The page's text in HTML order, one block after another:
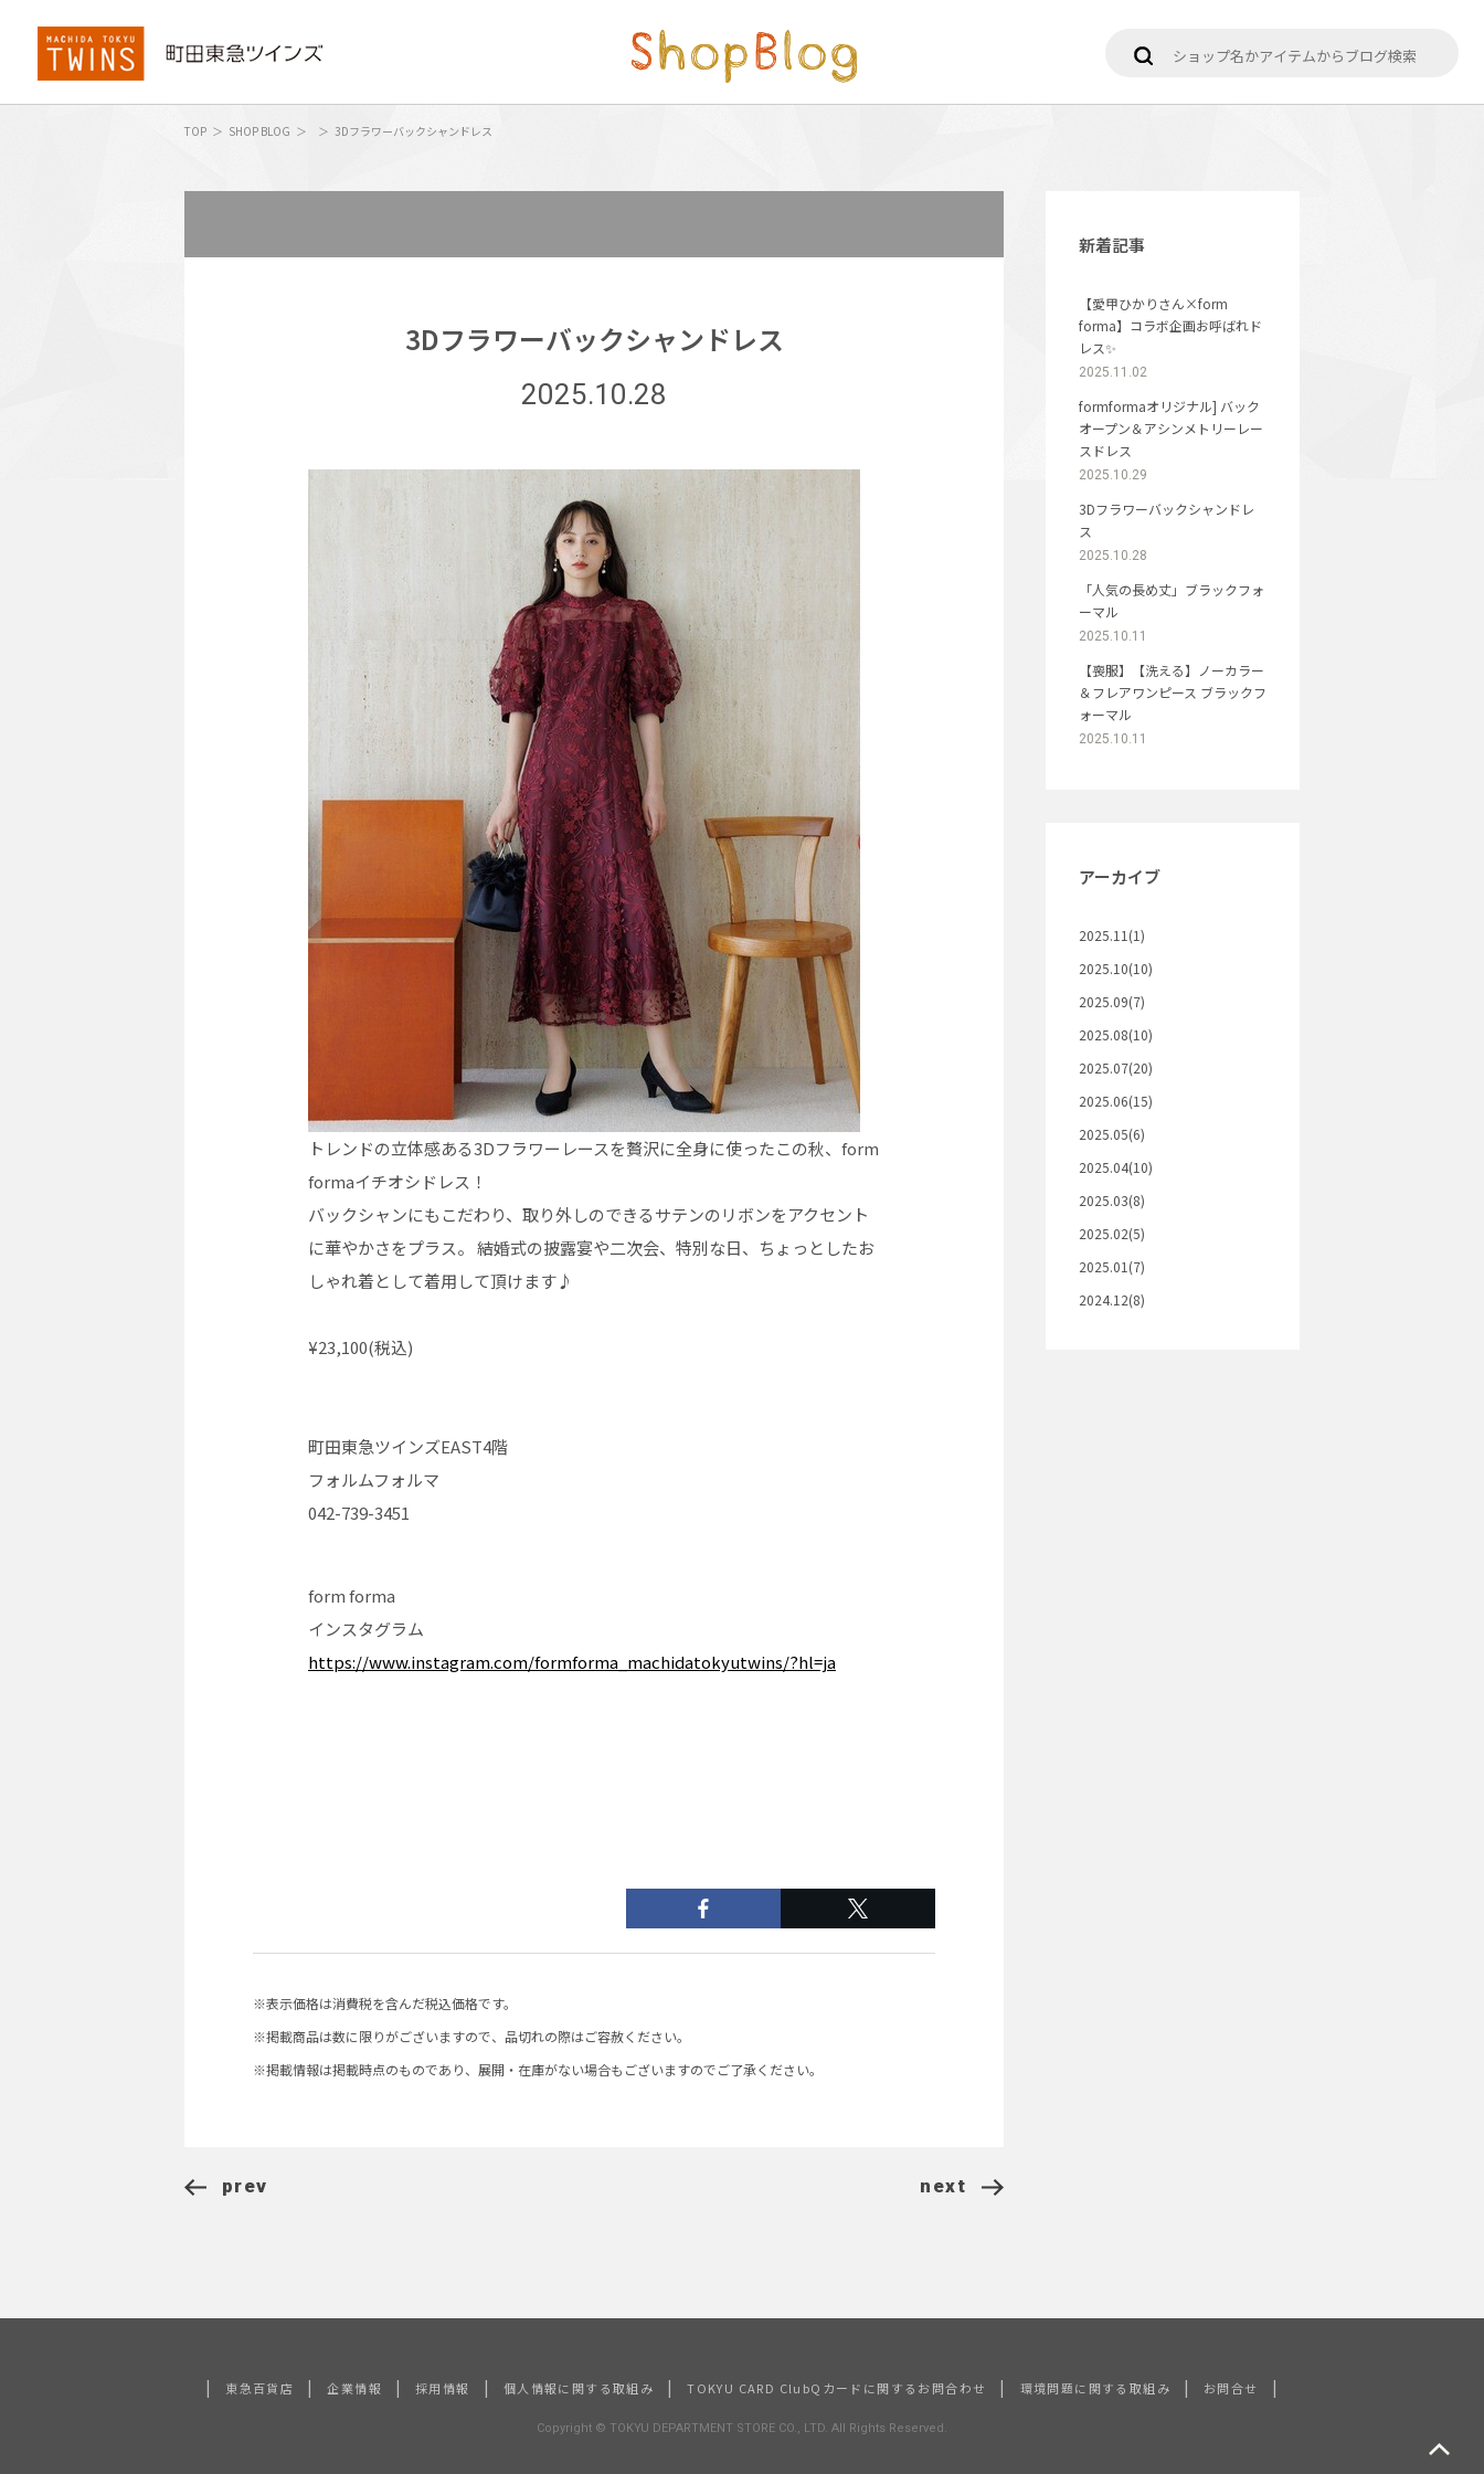
TOP SHOP BLOG 3Dフラワーバックシャンドレス
3Dフラワーバックシャンドレス
2025.10.28
トレンドの立体感ある3Dフラワーレースを贅沢に全身に使ったこの秋、form
formaイチオシドレス！
バックシャンにもこだわり、取り外しのできるサテンのリボンをアクセント
に華やかさをプラス。 結婚式の披露宴や二次会、特別な日、ちょっとしたお
しゃれ着として着用して頂けます♪
¥23,100(税込)
町田東急ツインズEAST4階
フォルムフォルマ
042-739-3451
form forma
インスタグラム
https://www.instagram.com/formforma_machidatokyutwins/?hl=ja
※表示価格は消費税を含んだ税込価格です。
※掲載商品は数に限りがございますので、品切れの際はご容赦ください。
※掲載情報は掲載時点のものであり、展開・在庫がない場合もございますのでご了承ください。
prev next
新着記事
【愛甲ひかりさん×form
forma】コラボ企画お呼ばれド
レス✨
2025.11.02
formformaオリジナル] バック
オープン＆アシンメトリーレー
スドレス
2025.10.29
3Dフラワーバックシャンドレ
ス
2025.10.28
「人気の長め丈」ブラックフォ
ーマル
2025.10.11
【喪服】【洗える】ノーカラー
＆フレアワンピース ブラックフ
ォーマル
2025.10.11
アーカイブ
2025.11(1)
2025.10(10)
2025.09(7)
2025.08(10)
2025.07(20)
2025.06(15)
2025.05(6)
2025.04(10)
2025.03(8)
2025.02(5)
2025.01(7)
2024.12(8)
| 東急百貨店 | 企業情報 | 採用情報 | 個人情報に関する取組み | TOKYU CARD ClubQカードに関するお問合わせ | 環境問題に関する取組み | お問合せ |
Copyright © TOKYU DEPARTMENT STORE CO., LTD. All Rights Reserved.